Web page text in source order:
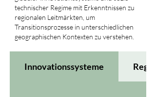
technischer Regime mit Erkenntnissen zu
regionalen Leitmärkten, um
Transitionsprozesse in unterschiedlichen
geographischen Kontexten zu verstehen.
Innovationssysteme